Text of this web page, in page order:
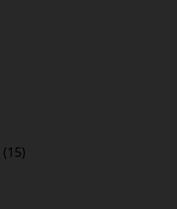
(15)